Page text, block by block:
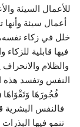
للأعمال السيئة
أعمال سيئة
خلل في زكاء
فيها قابلية
والظلام
النفس وتفسد هذه
فالنفس البشرية
تنمو فيها